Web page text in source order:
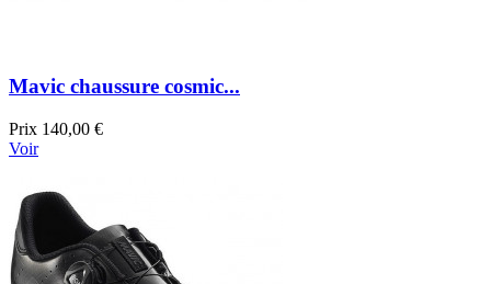
Mavic chaussure cosmic...
Prix 140,00 €
Voir